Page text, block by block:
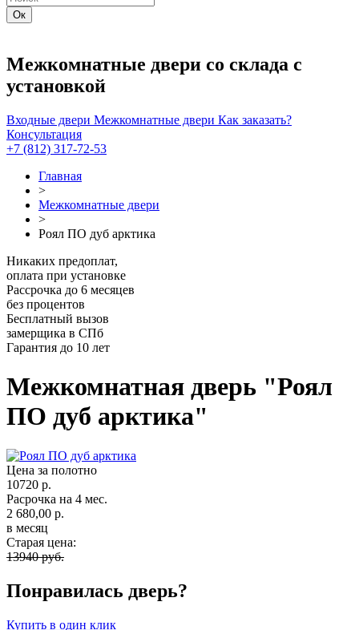
Межкомнатные двери со склада с
установкой
Входные двери Межкомнатные двери Как заказать?
Консультация
+7 (812) 317-72-53
Главная
>
Межкомнатные двери
>
Роял ПО дуб арктика
Никаких предоплат,
оплата при установке
Рассрочка до 6 месяцев
без процентов
Бесплатный вызов
замерщика в СПб
Гарантия до 10 лет
Межкомнатная дверь "Роял
ПО дуб арктика"
Цена за полотно
10720 р.
Расрочка на 4 мес.
2 680,00 р.
в месяц
Старая цена:
13940 руб.
Понравилась дверь?
Купить в один клик